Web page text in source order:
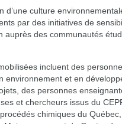
d’une culture
par des initiatives de
auprès des communautés
incluent des
environnement et en
des personnes
et chercheurs issus du
chimiques du